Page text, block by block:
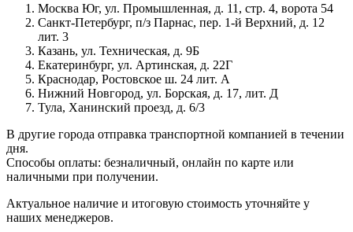
Москва Юг, ул. Промышленная, д. 11, стр. 4, ворота 54
Санкт-Петербург, п/з Парнас, пер. 1-й Верхний, д. 12
лит. 3
Казань, ул. Техническая, д. 9Б
Екатеринбург, ул. Артинская, д. 22Г
Краснодар, Ростовское ш. 24 лит. А
Нижний Новгород, ул. Борская, д. 17, лит. Д
Тула, Ханинский проезд, д. 6/3
В другие города отправка транспортной компанией в течении
дня.
Способы оплаты: безналичный, онлайн по карте или
наличными при получении.
Актуальное наличие и итоговую стоимость уточняйте у
наших менеджеров.